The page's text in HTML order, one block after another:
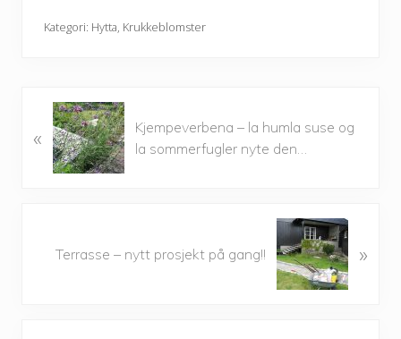
Kategori: Hytta, Krukkeblomster
r
«
Kjempeverbena – la humla suse og
la sommerfugler nyte den…
Terrasse – nytt prosjekt på gang!! »